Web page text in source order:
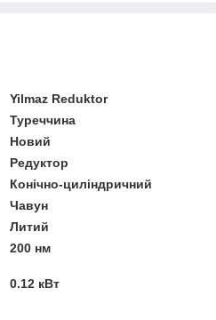
Yilmaz Reduktor
Туреччина
Новий
Редуктор
Конічно-циліндричний
Чавун
Литий
200 нм
0.12 кВт